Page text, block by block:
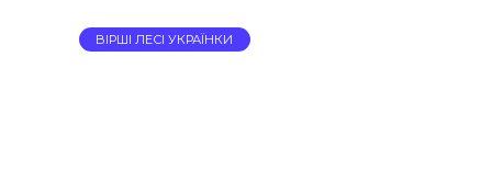
ВІРШІ ЛЕСІ УКРАЇНКИ